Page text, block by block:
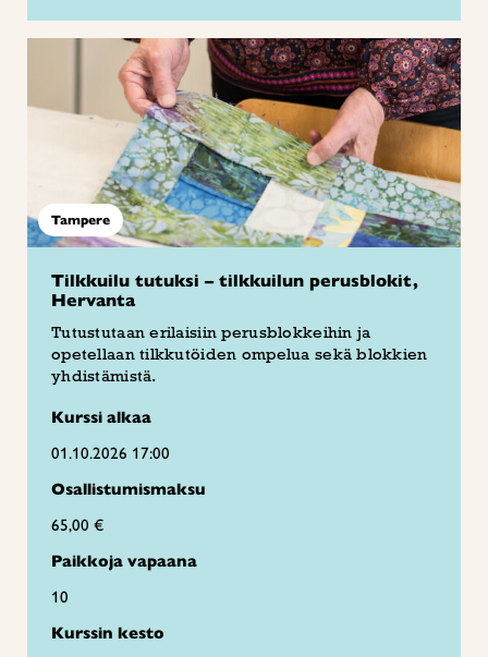
Tampere
Tilkkuilu tutuksi – tilkkuilun perusblokit,
Hervanta
Tutustutaan erilaisiin perusblokkeihin ja
opetellaan tilkkutöiden ompelua sekä blokkien
yhdistämistä.
Kurssi alkaa
01.10.2026 17:00
Osallistumismaksu
65,00 €
Paikkoja vapaana
10
Kurssin kesto